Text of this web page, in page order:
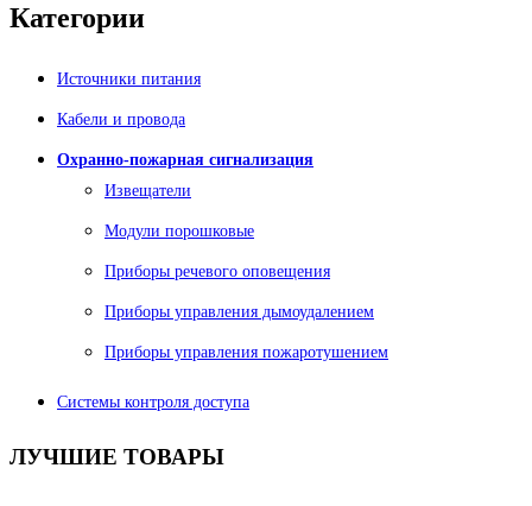
Категории
Источники питания
Кабели и провода
Охранно-пожарная сигнализация
Извещатели
Модули порошковые
Приборы речевого оповещения
Приборы управления дымоудалением
Приборы управления пожаротушением
Системы контроля доступа
ЛУЧШИЕ ТОВАРЫ